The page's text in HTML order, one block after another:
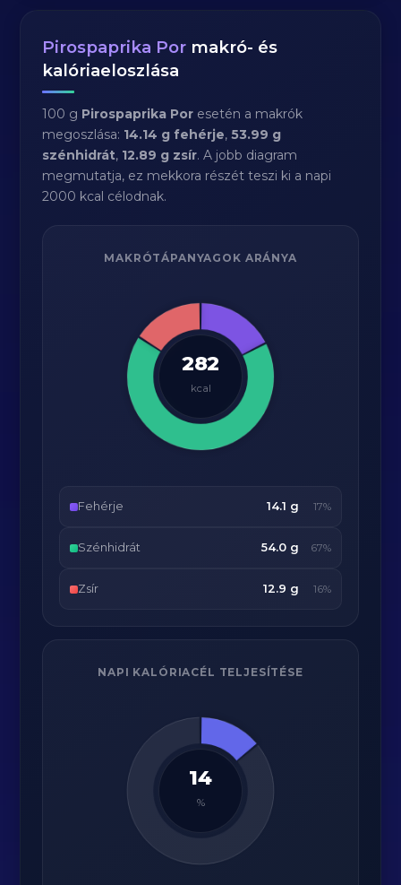
Pirospaprika Por makró- és
kalóriaeloszlása
100 g Pirospaprika Por esetén a makrók
megoszlása: 14.14 g fehérje,53.99 g
szénhidrát, 12.89 g zsír. A jobb diagram
megmutatja, ez mekkora részét teszi ki a napi
2000 kcal célodnak.
MAKRÓTÁPANYAGOK ARÁNYA
282
kcal
Fehérje 14.1 g 17%
Szénhidrát 54.0 g 67%
Zsír 12.9 g 16%
NAPI KALÓRIACÉL TELJESÍTÉSE
14
%